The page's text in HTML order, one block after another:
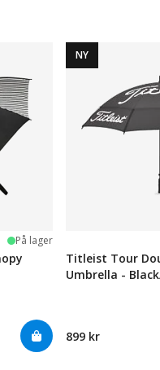
På lager
NY
Titleist Tour
Umbrella -
899 kr